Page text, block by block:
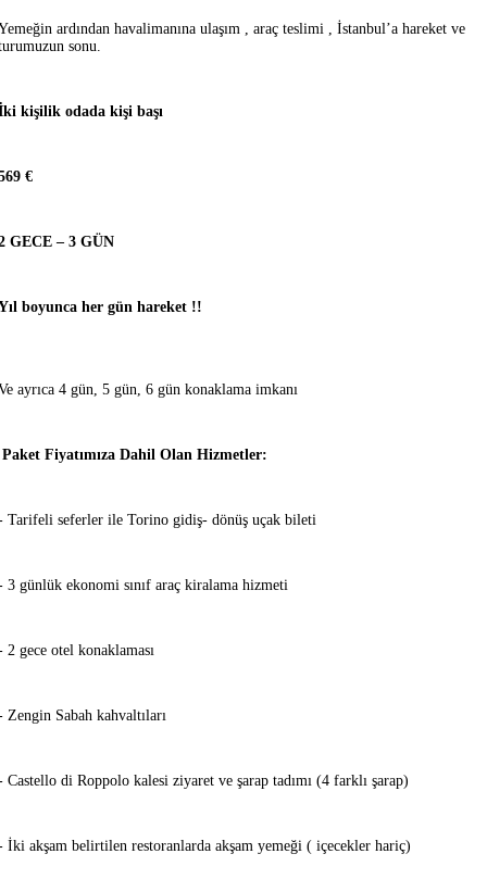
ardından havalimanına ulaşım , araç teslimi , İstanbul’a hareket ve
sonu.
kişilik odada kişi başı
€
GECE – 3 GÜN
boyunca her gün hareket !!
ayrıca 4 gün, 5 gün, 6 gün konaklama imkanı
Paket Fiyatımıza Dahil Olan Hizmetler:
Tarifeli seferler ile Torino gidiş- dönüş uçak bileti
3 günlük ekonomi sınıf araç kiralama hizmeti
2 gece otel konaklaması
Zengin Sabah kahvaltıları
Castello di Roppolo kalesi ziyaret ve şarap tadımı (4 farklı şarap)
İki akşam belirtilen restoranlarda akşam yemeği ( içecekler hariç)